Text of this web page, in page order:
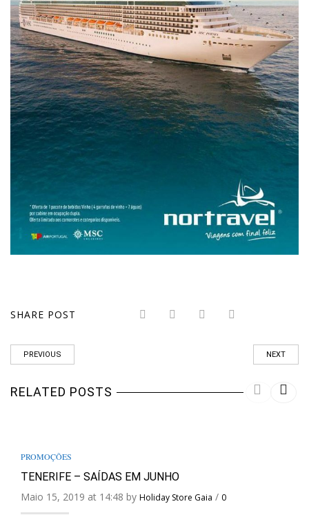
SHARE POST
PREVIOUS NEXT
RELATED POSTS
PROMOÇÕES
TENERIFE – SAÍDAS EM JUNHO
Maio 15, 2019 at 14:48 by Holiday Store Gaia / 0